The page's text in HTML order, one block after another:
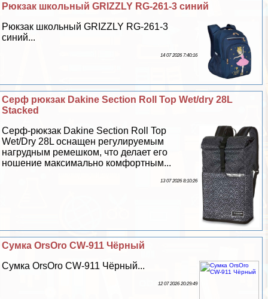
Рюкзак школьный GRIZZLY RG-261-3 синий
Рюкзак школьный GRIZZLY RG-261-3
синий...
14 07 2026 7:40:16
Серф рюкзак Dakine Section Roll Top Wet/dry 28L
Stacked
Серф-рюкзак Dakine Section Roll Top
Wet/Dry 28L оснащен регулируемым
нагрудным ремешком, что делает его
ношение максимально комфортным...
13 07 2026 8:10:26
Сумка OrsOro CW-911 Чёрный
Сумка OrsOro CW-911 Чёрный...
12 07 2026 20:29:49